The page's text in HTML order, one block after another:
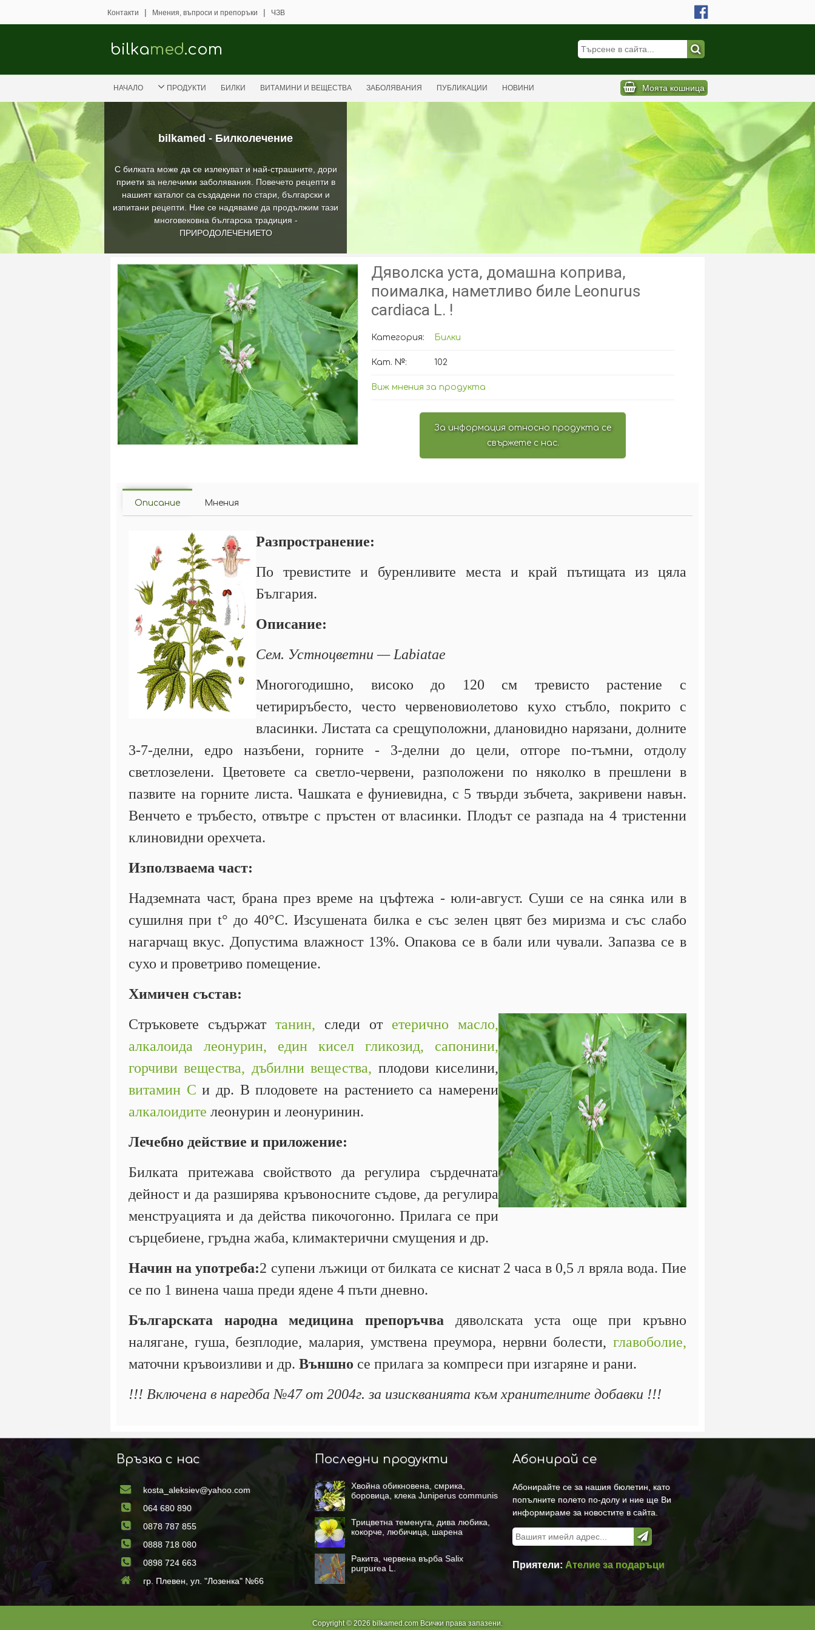
bilkamed - Билколечение
С билката може да се излекуват и най-страшните, дори
приети за нелечими заболявания. Повечето рецепти в
нашият каталог са създадени по стари, български и
изпитани рецепти. Ние се надяваме да продължим тази
многовековна българска традиция -
ПРИРОДОЛЕЧЕНИЕТО
Контакти | Мнения, въпроси и препоръки | ЧЗВ
bilkamed.com
НАЧАЛО ПРОДУКТИ БИЛКИ ВИТАМИНИ И ВЕЩЕСТВА ЗАБОЛЯВАНИЯ ПУБЛИКАЦИИ НОВИНИ Моята кошница
Дяволска уста, домашна коприва,
поималка, наметливо биле Leonurus
cardiaca L. !
Категория: Билки
Кат. №: 102
Виж мнения за продукта
За информация относно продукта се
свържете с нас.
Описание Мнения
Разпространение:
По тревистите и буренливите места и край пътищата из цяла
България.
Описание:
Сем. Устноцветни — Labiatae
Многогодишно, високо до 120 см тревисто растение с
четириръбесто, често червеновиолетово кухо стъбло, покрито с
власинки. Листата са срещуположни, длановидно нарязани, долните
3-7-делни, едро назъбени, горните - 3-делни до цели, отгоре по-тъмни, отдолу
светлозелени. Цветовете са светло-червени, разположени по няколко в прешлени в
пазвите на горните листа. Чашката е фуниевидна, с 5 твърди зъбчета, закривени навън.
Венчето е тръбесто, отвътре с пръстен от власинки. Плодът се разпада на 4 тристенни
клиновидни орехчета.
Използваема част:
Надземната част, брана през време на цъфтежа - юли-август. Суши се на сянка или в
сушилня при t° до 40°С. Изсушената билка е със зелен цвят без миризма и със слабо
нагарчащ вкус. Допустима влажност 13%. Опакова се в бали или чували. Запазва се в
сухо и проветриво помещение.
Химичен състав:
Стръковете съдържат танин, следи от етерично масло,
алкалоида леонурин, един кисел гликозид,
сапонини,
горчиви вещества, дъбилни вещества, плодови киселини,
витамин С и др. В плодовете на растението са намерени
алкалоидите леонурин и леонуринин.
Лечебно действие и приложение:
Билката притежава свойството да регулира сърдечната
дейност и да разширява кръвоносните съдове, да регулира
менструацията и да действа пикочогонно. Прилага се при
сърцебиене, гръдна жаба, климактерични смущения и др.
Начин на употреба:2 супени лъжици от билката се киснат 2 часа в 0,5 л вряла вода. Пие
се по 1 винена чаша преди ядене 4 пъти дневно.
Българската народна медицина препоръчва дяволската уста още при кръвно
налягане, гуша, безплодие, малария, умствена преумора, нервни болести, главоболие,
маточни кръвоизливи и др. Външно се прилага за компреси при изгаряне и рани.
!!! Включена в наредба №47 от 2004г. за изискванията към хранителните добавки !!!
Връзка с нас
kosta_aleksiev@yahoo.com
064 680 890
0878 787 855
0888 718 080
0898 724 663
гр. Плевен, ул. "Лозенка" №66
Последни продукти
Хвойна обикновена, смрика,
боровица, клека Juniperus communis
Трицветна теменуга, дива любика,
кокорче, любичица, шарена
Ракита, червена върба Salix
purpurea L.
Абонирай се
Абонирайте се за нашия бюлетин, като
попълните полето по-долу и ние ще Ви
информираме за новостите в сайта.
Приятели: Ателие за подаръци
Copyright © 2026 bilkamed.com Всички права запазени.